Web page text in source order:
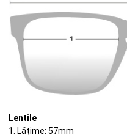
Lentile
1. Lățime: 57mm